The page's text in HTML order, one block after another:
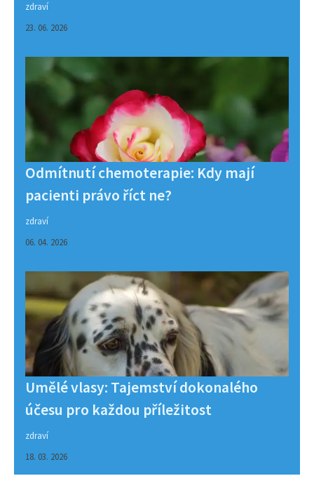
zdraví
23. 06. 2026
Odmítnutí chemoterapie: Kdy mají
pacienti právo říct ne?
zdraví
06. 04. 2026
Umělé vlasy: Tajemství dokonalého
účesu pro každou příležitost
zdraví
18. 03. 2026